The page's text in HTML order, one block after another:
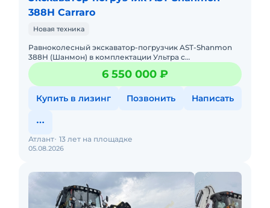
388H Carraro
Новая техника
Равноколесный экскаватор-погрузчик AST-Shanmon
388Н (Шанмон) в комплектации Ультра с
телескопической стрелой, мокрыми мостами
CARRARO, поршневым насосом Hangli
6 550 000 ₽
Купить в лизинг Позвонить Написать
05.08.2026
Атлант 13 лет на площадке